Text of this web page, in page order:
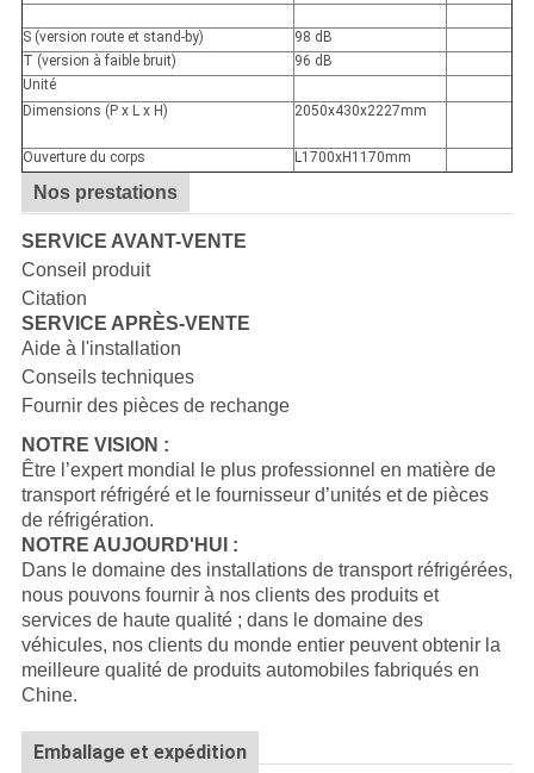
S (version route et stand-by)
98 dB
T (version à faible bruit)
96 dB
Unité
Dimensions (P x L x H)
2050x430x2227mm
Ouverture du corps L1700xH1170mm
Nos prestations
SERVICE AVANT-VENTE
Conseil produit
Citation
SERVICE APRÈS-VENTE
Aide à l'installation
Conseils techniques
Fournir des pièces de rechange
NOTRE VISION :
Être l’expert mondial le plus professionnel en matière de
transport réfrigéré et le fournisseur d’unités et de pièces
de réfrigération.
NOTRE AUJOURD'HUI :
Dans le domaine des installations de transport réfrigérées,
nous pouvons fournir à nos clients des produits et
services de haute qualité ; dans le domaine des
véhicules, nos clients du monde entier peuvent obtenir la
meilleure qualité de produits automobiles fabriqués en
Chine.
Emballage et expédition